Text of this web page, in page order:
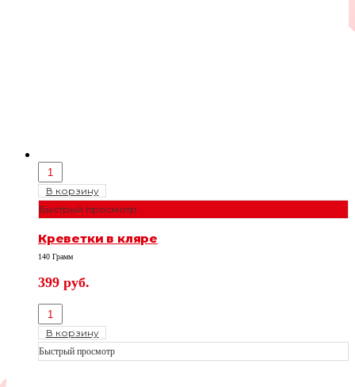
В корзину
Быстрый просмотр
Креветки в кляре
140 Грамм
399 руб.
В корзину
Быстрый просмотр